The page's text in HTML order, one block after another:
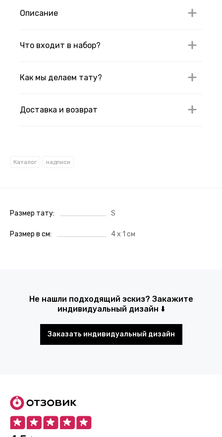
Описание
Что входит в набор?
Как мы делаем тату?
Доставка и возврат
Каталог надписи
Размер тату S
Размер в см 4 х 1 см
Не нашли подходящий эскиз? Закажите
индивидуальный дизайн ⬇️
Заказать индивидуальный дизайн